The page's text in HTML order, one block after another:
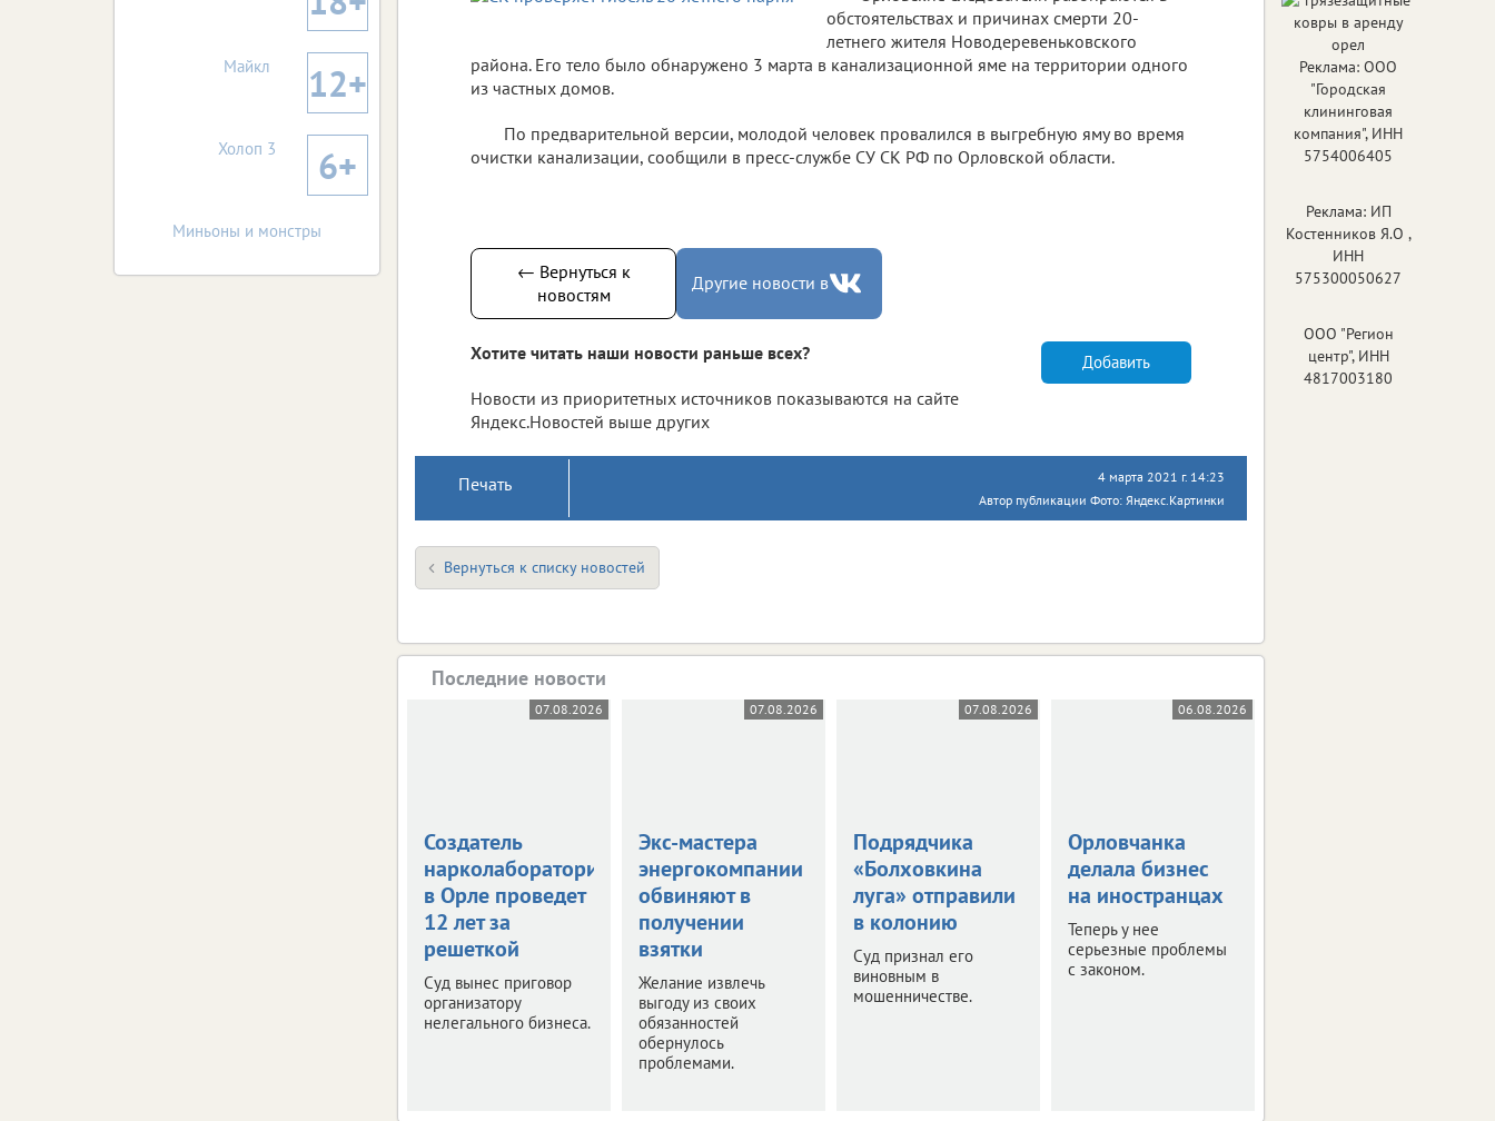
обстоятельствах и причинах смерти 20-
летнего жителя Новодеревеньковского
района. Его тело было обнаружено 3 марта в канализационной яме на территории одного
из частных домов.
По предварительной версии, молодой человек провалился в выгребную яму во время
очистки канализации, сообщили в пресс-службе СУ СК РФ по Орловской области.
← Вернуться к
новостям
Другие новости в
Хотите читать наши новости раньше всех?
Новости из приоритетных источников показываются на сайте
Яндекс.Новостей выше других
Добавить
Печать
4 марта 2021 г. 14:23
Автор публикации Фото: Яндекс.Картинки
Вернуться к списку новостей
Последние новости
07.08.2026
Создатель
нарколаборатории
в Орле проведет
12 лет за
решеткой
Суд вынес приговор
организатору
нелегального бизнеса.
07.08.2026
Экс-мастера
энергокомпании
обвиняют в
получении
взятки
Желание извлечь
выгоду из своих
обязанностей
обернулось
проблемами.
07.08.2026
Подрядчика
«Болховкина
луга» отправили
в колонию
Суд признал его
виновным в
мошенничестве.
06.08.2026
Орловчанка
делала бизнес
на иностранцах
Теперь у нее
серьезные проблемы
с законом.
Майкл 12+
Холоп 3 6+
Миньоны и монстры
Реклама: ООО
"Городская
клининговая
компания", ИНН
5754006405
Реклама: ИП
Костенников Я.О ,
ИНН
575300050627
ООО "Регион
центр", ИНН
4817003180